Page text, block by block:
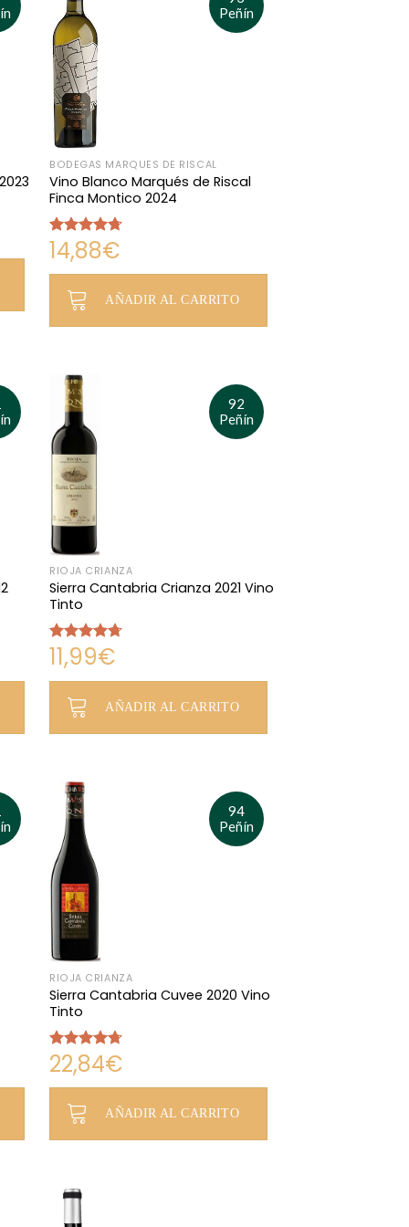
Peñín
BODEGAS MARQUÉS DE RISCAL
Vino Blanco Marqués de Riscal
Finca Montico 2024
Valorado
con4.67
de 5
14,88€
AÑADIR AL CARRITO
92
Peñín
RIOJA CRIANZA
Sierra Cantabria Crianza 2021 Vino
Tinto
Valorado
con4.67
de 5
11,99€
AÑADIR AL CARRITO
94
Peñín
RIOJA CRIANZA
Sierra Cantabria Cuvee 2020 Vino
Tinto
Valorado
con4.67
de 5
22,84€
AÑADIR AL CARRITO